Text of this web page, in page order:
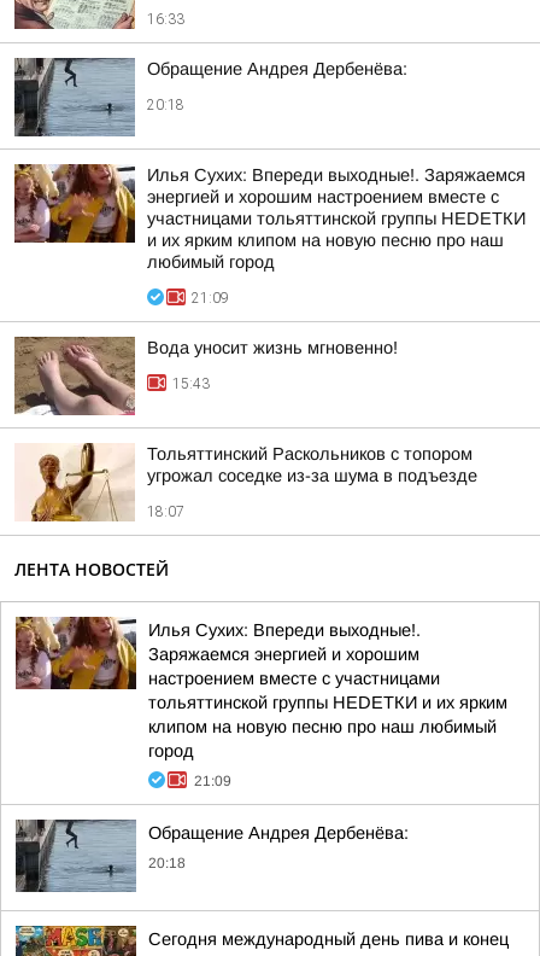
16:33
Обращение Андрея Дербенёва:
20:18
Илья Сухих: Впереди выходные!. Заряжаемся
энергией и хорошим настроением вместе с
участницами тольяттинской группы НЕDЕТКИ
и их ярким клипом на новую песню про наш
любимый город
21:09
Вода уносит жизнь мгновенно!
15:43
Тольяттинский Раскольников с топором
угрожал соседке из-за шума в подъезде
18:07
ЛЕНТА НОВОСТЕЙ
Илья Сухих: Впереди выходные!.
Заряжаемся энергией и хорошим
настроением вместе с участницами
тольяттинской группы НЕDЕТКИ и их ярким
клипом на новую песню про наш любимый
город
21:09
Обращение Андрея Дербенёва:
20:18
Сегодня международный день пива и конец